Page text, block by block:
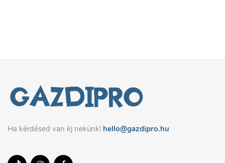
Ha kérdésed van írj nekünk! hello@gazdipro.hu